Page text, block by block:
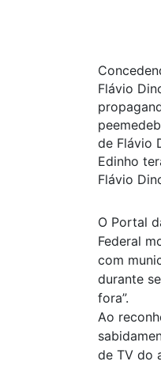
Flávio
de Flávio
Edinho
Flávio
O Portal
Federal
com
durante
fora”.
Ao
de TV do